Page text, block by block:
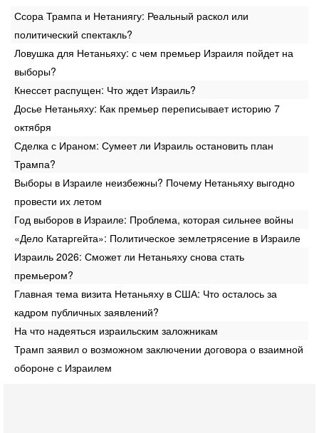
Ссора Трампа и Нетаниягу: Реальный раскол или
политический спектакль?
Ловушка для Нетаньяху: с чем премьер Израиля пойдет на
выборы?
Кнессет распущен: Что ждет Израиль?
Досье Нетаньяху: Как премьер переписывает историю 7
октября
Сделка с Ираном: Сумеет ли Израиль остановить план
Трампа?
Выборы в Израиле неизбежны? Почему Нетаньяху выгодно
провести их летом
Год выборов в Израиле: Проблема, которая сильнее войны
«Дело Катаргейта»: Политическое землетрясение в Израиле
Израиль 2026: Сможет ли Нетаньяху снова стать
премьером?
Главная тема визита Нетаньяху в США: Что осталось за
кадром публичных заявлений?
На что надеяться израильским заложникам
Трамп заявил о возможном заключении договора о взаимной
обороне с Израилем